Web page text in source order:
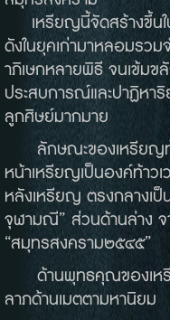
เหรียญนี้จัดสร้างขึ้น
ดังในยุคเก่ามาหลอมรว
าภิเษกหลายพิธี จนเข้มข
ประสบการณ์และปาฏิหา
ลูกศิษย์มากมาย
ลักษณะของเหรียญท้
หน้าเหรียญเป็นองค์ท้าว
หลังเหรียญ ตรงกลางเ
จุฬามณี” ส่วนด้านล่าง
“สมุทรสงคราม๒๕๔๕”
ด้านพุทธคุณของเหรีย
ลาภด้านเมตตามหานิยม